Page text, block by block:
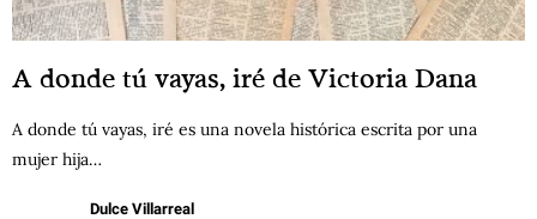
A donde tú vayas, iré de Victoria Dana
A donde tú vayas, iré es una novela histórica escrita por una
mujer hija…
Dulce Villarreal